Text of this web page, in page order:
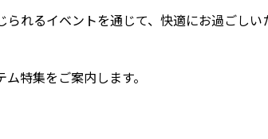
れるイベントを通じて、快適にお過ごしい
特集をご案内します。